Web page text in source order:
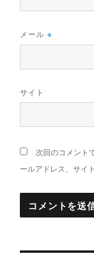
メール※
サイト
次回のコメント
ールアドレス、サイ